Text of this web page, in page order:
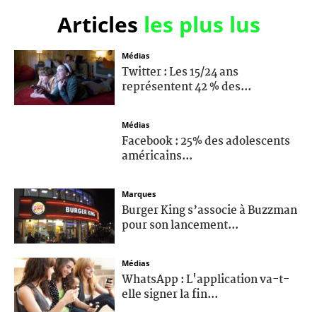
Articles les plus lus
Médias
Twitter : Les 15/24 ans
représentent 42 % des...
Médias
Facebook : 25% des adolescents
américains...
Marques
Burger King s’associe à Buzzman
pour son lancement...
Médias
WhatsApp : L'application va-t-
elle signer la fin...